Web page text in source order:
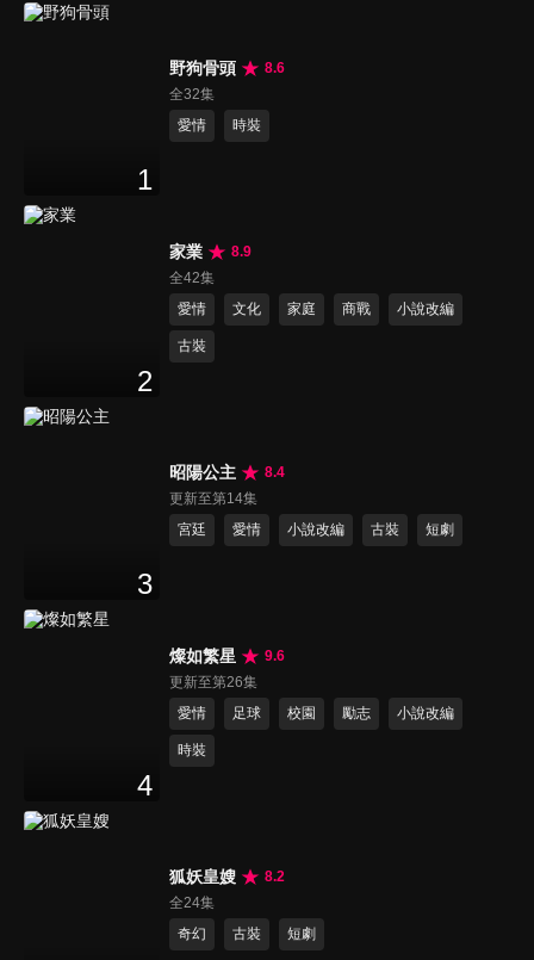
1
野狗骨頭
8.6
全32集
愛情
時裝
2
家業
8.9
全42集
愛情
文化 家庭 商戰 小說改編
古裝
3
昭陽公主
8.4
更新至第14集
宮廷
愛情 小說改編 古裝 短劇
4
燦如繁星
9.6
更新至第26集
愛情
足球 校園 勵志 小說改編
時裝
狐妖皇嫂
8.2
全24集
奇幻
古裝 短劇